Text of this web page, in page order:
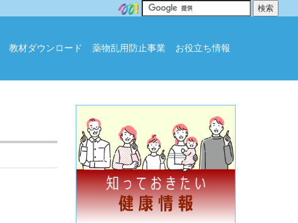
教材ダウンロード 薬物乱用防止事業 お役立ち情報